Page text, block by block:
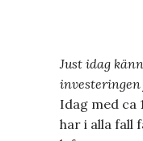
Just idag
Idag med ca
har i alla fall